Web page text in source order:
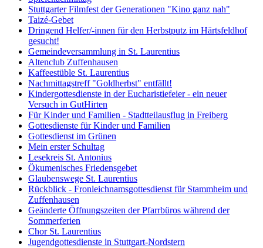
Stuttgarter Filmfest der Generationen "Kino ganz nah"
Taizé-Gebet
Dringend Helfer/-innen für den Herbstputz im Härtsfeldhof
gesucht!
Gemeindeversammlung in St. Laurentius
Altenclub Zuffenhausen
Kaffeestüble St. Laurentius
Nachmittagstreff "Goldherbst" entfällt!
Kindergottesdienste in der Eucharistiefeier - ein neuer
Versuch in GutHirten
Für Kinder und Familien - Stadtteilausflug in Freiberg
Gottesdienste für Kinder und Familien
Gottesdienst im Grünen
Mein erster Schultag
Lesekreis St. Antonius
Ökumenisches Friedensgebet
Glaubenswege St. Laurentius
Rückblick - Fronleichnamsgottesdienst für Stammheim und
Zuffenhausen
Geänderte Öffnungszeiten der Pfarrbüros während der
Sommerferien
Chor St. Laurentius
Jugendgottesdienste in Stuttgart-Nordstern